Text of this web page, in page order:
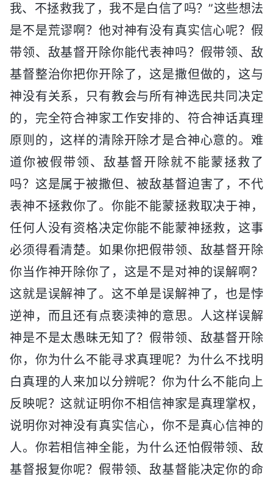
我、不拯救我了，我不是白信了吗？”这些想法
是不是荒谬啊？他对神有没有真实信心呢？假
带领、敌基督开除你能代表神吗？假带领、敌
基督整治你把你开除了，这是撒但做的，这与
神没有关系，只有教会与所有神选民共同决定
的，完全符合神家工作安排的、符合神话真理
原则的，这样的清除开除才是合神心意的。难
道你被假带领、敌基督开除就不能蒙拯救了
吗？这是属于被撒但、被敌基督迫害了，不代
表神不拯救你了。你能不能蒙拯救取决于神，
任何人没有资格决定你能不能蒙神拯救，这事
必须得看清楚。如果你把假带领、敌基督开除
你当作神开除你了，这是不是对神的误解啊？
这就是误解神了。这不单是误解神了，也是悖
逆神，而且还有点亵渎神的意思。人这样误解
神是不是太愚昧无知了？假带领、敌基督开除
你，你为什么不能寻求真理呢？为什么不找明
白真理的人来加以分辨呢？你为什么不能向上
反映呢？这就证明你不相信神家是真理掌权，
说明你对神没有真实信心，你不是真心信神的
人。你若相信神全能，为什么还怕假带领、敌
基督报复你呢？假带领、敌基督能决定你的命